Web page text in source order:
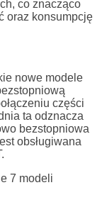
co znacząco
oraz konsumpcję
nowe modele
części
ta odznacza
bezstopniowa
obsługiwana
7 modeli